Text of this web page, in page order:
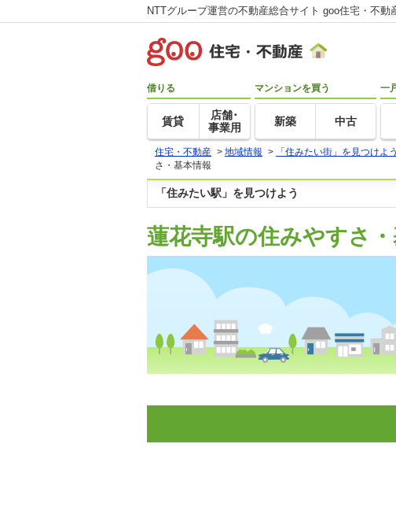
NTTグループ運営の不動産総合サイト goo住宅・不動
借りる
賃貸
店舗･
事業用
マンションを買う
新築 中古
一
住宅・不動産 > 地域情報 > 「住みたい街」を見つけよう
さ・基本情報
「住みたい駅」を見つけよう
蓮花寺駅の住みやすさ